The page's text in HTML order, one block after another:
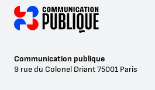
Communication publique
9 rue du Colonel Driant75001 Paris